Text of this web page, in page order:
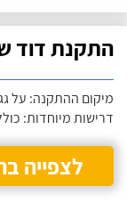
התקנת דוד שמש
מיקום ההתקנה: על
דרישות מיוחדות:
לצפייה